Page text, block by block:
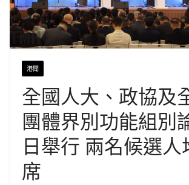
港聞
全國人大、政協及
團體界別功能組別
日舉行 兩名候選人
席